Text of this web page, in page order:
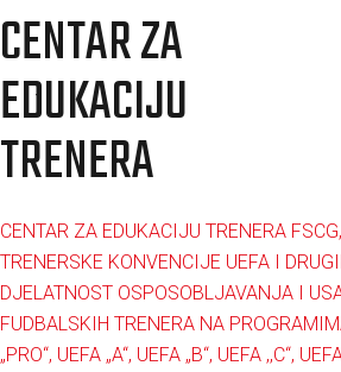
CENTAR ZA
EDUKACIJU
TRENERA
CENTAR ZA EDUKACIJU TRENERA
TRENERSKE KONVENCIJE UEFA I
DJELATNOST OSPOSOBLJAVANJA I
FUDBALSKIH TRENERA NA
„PRO“, UEFA „A“, UEFA „B“, UEFA ,,C“,